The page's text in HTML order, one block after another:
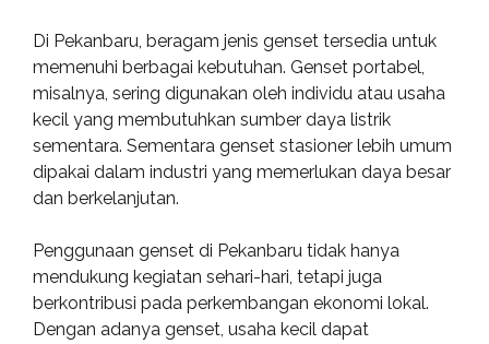
Di Pekanbaru, beragam jenis genset tersedia untuk
memenuhi berbagai kebutuhan. Genset portabel,
misalnya, sering digunakan oleh individu atau usaha
kecil yang membutuhkan sumber daya listrik
sementara. Sementara genset stasioner lebih umum
dipakai dalam industri yang memerlukan daya besar
dan berkelanjutan.
Penggunaan genset di Pekanbaru tidak hanya
mendukung kegiatan sehari-hari, tetapi juga
berkontribusi pada perkembangan ekonomi lokal.
Dengan adanya genset, usaha kecil dapat